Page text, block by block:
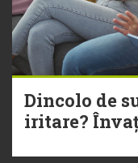
Dincolo de
iritare?